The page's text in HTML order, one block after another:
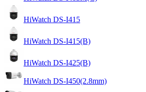
HiWatch DS-I415
HiWatch DS-I415(B)
HiWatch DS-I425(B)
HiWatch DS-I450(2.8mm)